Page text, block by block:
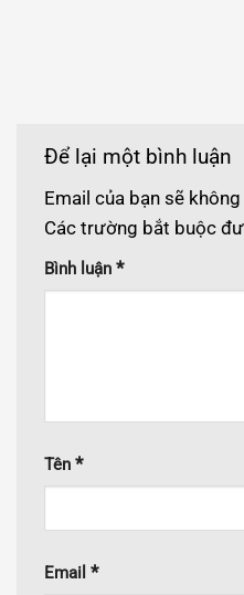
Để lại một bình luận
Email của bạn sẽ
Các trường bắt buộc
Bình luận *
Tên *
Email *